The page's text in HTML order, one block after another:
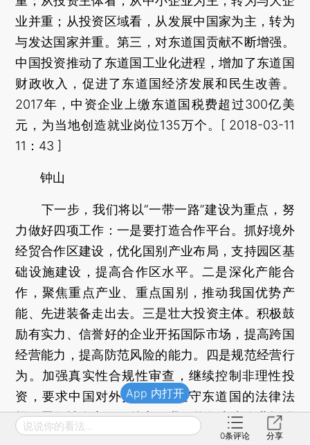
业并重；从投资区域看，从发展中国家为主，转为
与发达国家并重。第三，对东道国贡献不断增强。
中国投资推动了东道国工业化进程，增加了东道国
财政收入，促进了东道国经济发展和民生改善。
2017年，中资企业上缴东道国税费超过300亿美
元，为当地创造就业岗位135万个。[ 2018-03-11
11：43 ]
钟山
下一步，我们将以“一带一路”建设为重点，努
力做好四项工作：一是要打造合作平台。抓好境外
经贸合作区建设，优化国别产业布局，支持园区基
础设施建设，提高合作区水平。二是深化产能合
作，聚焦重点产业、重点国别，推动我国优势产
能、先进装备走出去。三是壮大投资主体。积极鼓
励有实力、信誉好的企业开拓国际市场，提高跨国
经营能力，提高防范风险的能力。四是规范经营行
为。加强真实性合规性审查，继续控制非理性投
资，要求中国对外投资企业遵守东道国的法律法
规，履行社会责任。总之，我们将努力为企业提供
更好的环境、更好的条件、更好的服务，努力打造
App 内打开
说说你的看法...
0条评论 分享